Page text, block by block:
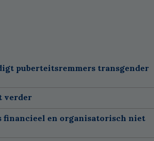
puberteitsremmers transgender
verder
financieel en organisatorisch niet